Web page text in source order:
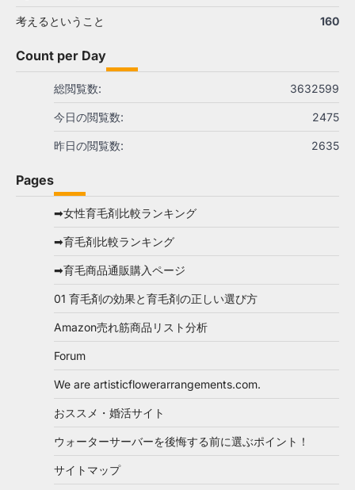
考えるということ 160
Count per Day
3632599
総閲覧数:
2475
今日の閲覧数:
2635
昨日の閲覧数:
Pages
➡女性育毛剤比較ランキング
➡育毛剤比較ランキング
➡育毛商品通販購入ページ
01 育毛剤の効果と育毛剤の正しい選び方
Amazon売れ筋商品リスト分析
Forum
We are artisticflowerarrangements.com.
おススメ・婚活サイト
ウォーターサーバーを後悔する前に選ぶポイント！
サイトマップ